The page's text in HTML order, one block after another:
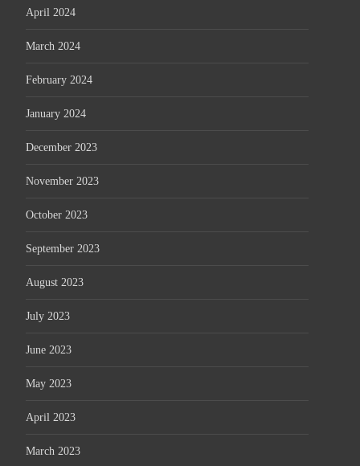
April 2024
March 2024
February 2024
January 2024
December 2023
November 2023
October 2023
September 2023
August 2023
July 2023
June 2023
May 2023
April 2023
March 2023